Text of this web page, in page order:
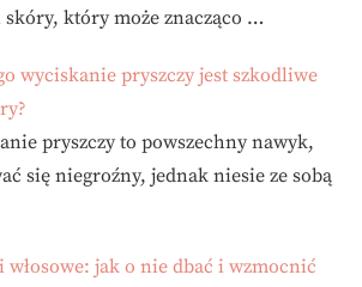
który może znacząco …
wyciskanie pryszczy jest szkodliwe
pryszczy to powszechny nawyk,
się niegroźny, jednak niesie ze sobą
włosowe: jak o nie dbać i wzmocnić